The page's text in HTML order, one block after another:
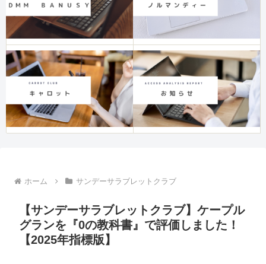
ホーム サンデーサラブレットクラブ
【サンデーサラブレットクラブ】ケープル
グランを『0の教科書』で評価しました！
【2025年指標版】